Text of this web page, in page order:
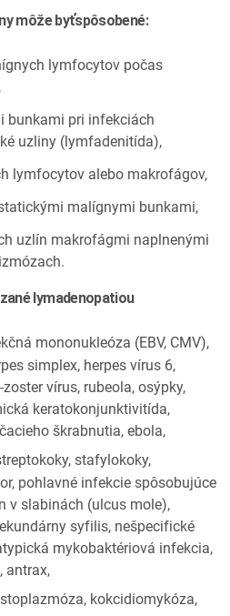
môže byťspôsobené:
lymfocytov počas
bunkami pri infekciách
uzliny (lymfadenitída),
lymfocytov alebo makrofágov,
malígnymi bunkami,
uzlín makrofágmi naplnenými
lymadenopatiou
mononukleóza (EBV, CMV),
simplex, herpes vírus 6,
vírus, rubeola, osýpky,
keratokonjunktivitída,
škrabnutia, ebola,
stafylokoky,
pohlavné infekcie spôsobujúce
v slabinách (ulcus mole),
syfilis, nešpecifické
mykobaktériová infekcia,
antrax,
kokcidiomykóza,